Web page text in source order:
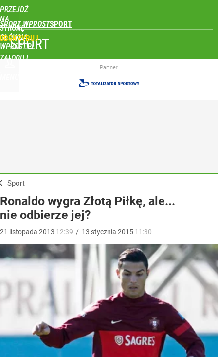
PRZEJDŹ
NA
STRONĘ
GŁÓWNĄ
WPROST.PL
SPORT WPROST
ZALOGUJ
SPORT
Partner
Sport
Ronaldo wygra Złotą Piłkę, ale...
nie odbierze jej?
21 listopada 2013 12:39 / 13 stycznia 2015 11:30